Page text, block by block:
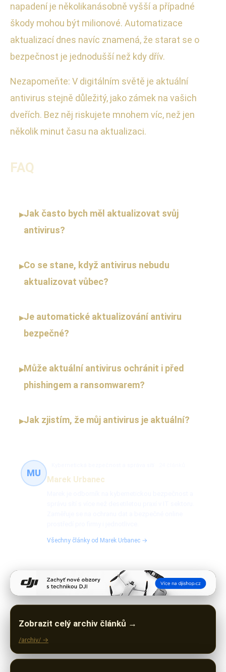
napadení je několikanásobně vyšší a případné
škody mohou být milionové. Automatizace
aktualizací dnes navíc znamená, že starat se o
bezpečnost je jednodušší než kdy dřív.
Nezapomeňte: V digitálním světě je aktuální
antivirus stejně důležitý, jako zámek na vašich
dveřích. Bez něj riskujete mnohem víc, než jen
několik minut času na aktualizaci.
FAQ
▸Jak často bych měl aktualizovat svůj
antivirus?
▸Co se stane, když antivirus nebudu
aktualizovat vůbec?
▸Je automatické aktualizování antiviru
bezpečné?
▸Může aktuální antivirus ochránit i před
phishingem a ransomwarem?
▸Jak zjistím, že můj antivirus je aktuální?
MU
Marek Urbanec
Všechny články od Marek Urbanec →
Zobrazit celý archiv článků →
/archiv/ →